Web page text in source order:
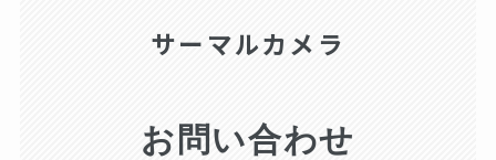
サーマルカメラ
お問い合わせ